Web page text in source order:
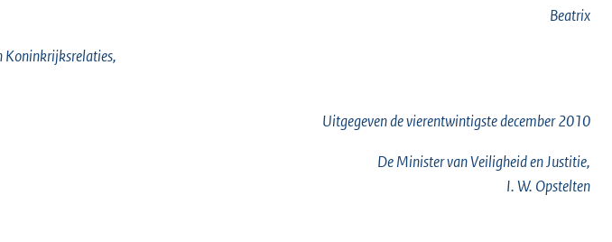
Beatrix
Koninkrijksrelaties,
Uitgegeven devierentwintigstedecember 2010
De Minister van Veiligheid en Justitie,
I. W. Opstelten